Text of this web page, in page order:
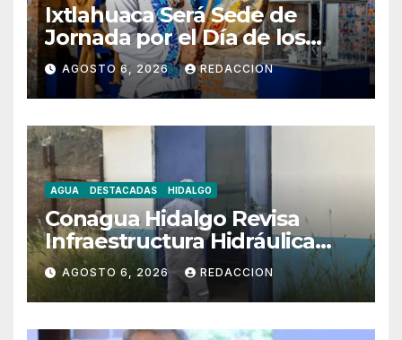
Ixtlahuaca Será Sede de
Jornada por el Día de los
Pueblos Indígenas
AGOSTO 6, 2026 REDACCION
AGUA DESTACADAS HIDALGO
Conagua Hidalgo Revisa
Infraestructura Hidráulica
Estratégica
AGOSTO 6, 2026 REDACCION